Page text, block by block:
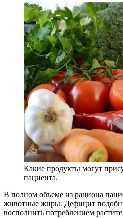
Какие продукты могут
пациента.
В полном объеме из рациона
животные жиры. Дефицит
восполнить потреблением